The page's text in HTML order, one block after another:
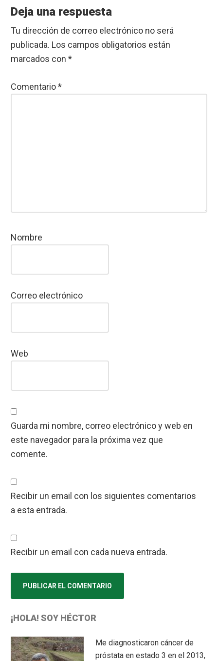
Interactions
Deja una respuesta
Tu dirección de correo electrónico no será
publicada. Los campos obligatorios están
marcados con*
Comentario*
Nombre
Correo electrónico
Web
Guarda mi nombre, correo electrónico y web en
este navegador para la próxima vez que
comente.
Recibir un email con los siguientes comentarios
a esta entrada.
Recibir un email con cada nueva entrada.
Primary
Sidebar
¡HOLA! SOY HÉCTOR
Me diagnosticaron cáncer de
próstata en estado 3 en el 2013,